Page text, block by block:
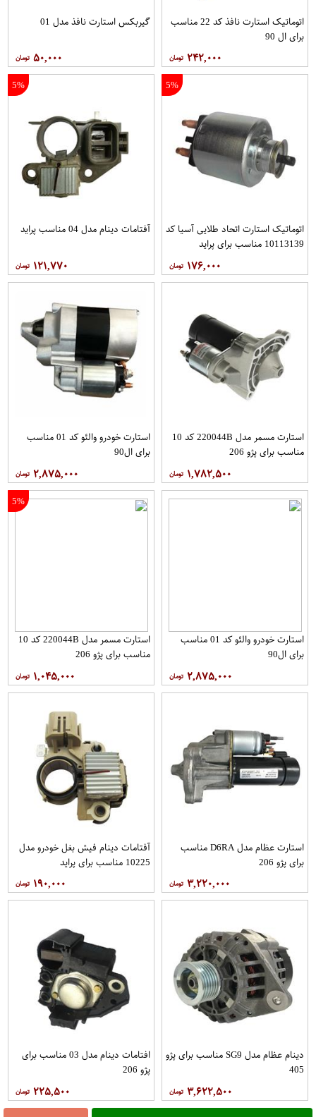
اتوماتیک استارت نافذ کد 22 مناسب
برای ال 90
۲۴۲,۰۰۰
گیربکس استارت نافذ مدل 01
۵۰,۰۰۰
5%
اتوماتیک استارت اتحاد طلایی آسیا کد
10113139 مناسب برای پراید
۱۷۶,۰۰۰
5%
آفتامات دینام مدل 04 مناسب پراید
۱۲۱,۷۷۰
استارت مسمر مدل 220044B کد 10
مناسب برای پژو 206
۱,۷۸۲,۵۰۰
استارت خودرو والئو کد 01 مناسب
برای ال90
۲,۸۷۵,۰۰۰
استارت خودرو والئو کد 01 مناسب
برای ال90
۲,۸۷۵,۰۰۰
5%
استارت مسمر مدل 220044B کد 10
مناسب برای پژو 206
۱,۰۴۵,۰۰۰
استارت عظام مدل D6RA مناسب
برای پژو 206
۳,۲۲۰,۰۰۰
آفتامات دینام فیش بغل خودرو مدل
10225 مناسب برای پراید
۱۹۰,۰۰۰
دینام عظام مدل SG9 مناسب برای پژو
405
۳,۶۲۲,۵۰۰
افتامات دینام مدل 03 مناسب برای
پژو 206
۲۲۵,۵۰۰